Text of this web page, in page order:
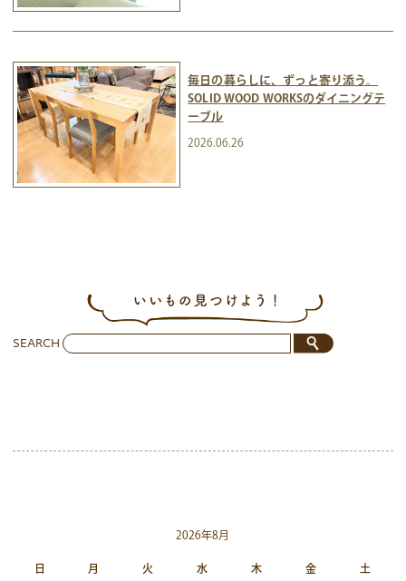
毎日の暮らしに、ずっと寄り添う。
SOLID WOOD WORKSのダイニングテ
ーブル
2026.06.26
SEARCH
2026年8月
日 月 火 水 木 金 土